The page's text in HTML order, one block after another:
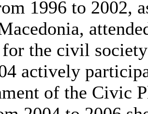
1996 to 2002,
for the civil
actively
of the Civic